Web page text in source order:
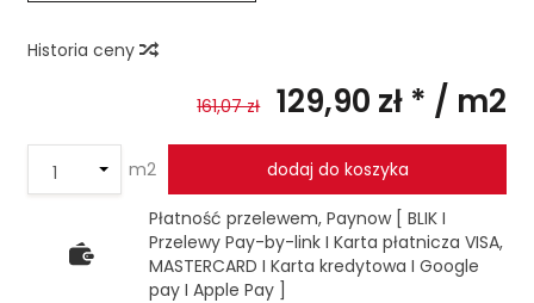
Historia ceny
161,07 zł 129,90 zł * / m2
m2 dodaj do koszyka
Płatność przelewem, Paynow [ BLIK I
Przelewy Pay-by-link I Karta płatnicza VISA,
MASTERCARD I Karta kredytowa I Google
pay I Apple Pay ]